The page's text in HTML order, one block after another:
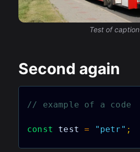
Test of caption
Second again
// example of a code
const test = "petr" ;